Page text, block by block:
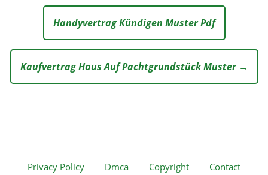
Handyvertrag Kündigen Muster Pdf
Kaufvertrag Haus Auf Pachtgrundstück Muster →
Privacy Policy Dmca Copyright Contact